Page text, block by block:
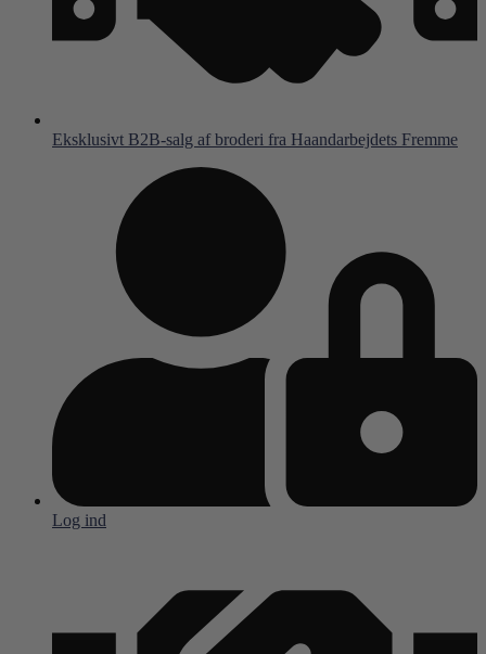
Eksklusivt B2B-salg af broderi fra Haandarbejdets Fremme
Log ind